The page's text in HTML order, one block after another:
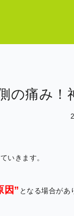
の痛み！
いきます。
因” となる場合があ